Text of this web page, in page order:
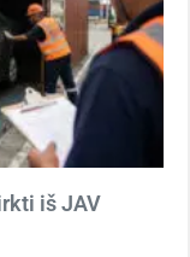
iš JAV